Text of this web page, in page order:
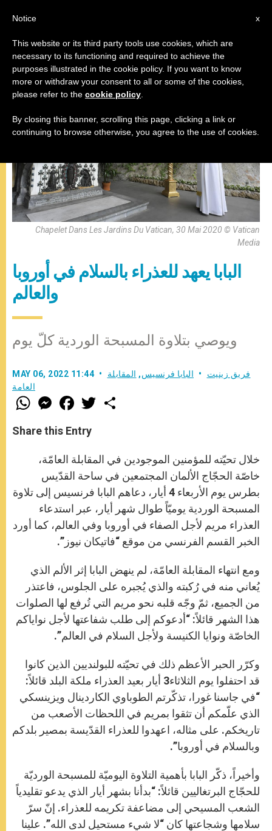
البابا فرنسيس,المقابلة العامة
Chapelet Dans Les Jardins Du Vatican, 30 Mai 2020 © Vatican
Media
البابا يعهد للعذراء بالسلام في أوروبا
والعالم
ويوصي بتلاوة المسبحة الوردية كلّ يوم
MAY 06, 2022 11:44 فريق زينيت البابا فرنسيس, المقابلة
العامة
W
h
t
s
M
e
s
e
g
e
r
F
a
e
b
o
k
w
r
Share this Entry
خلال تحيّته للمؤمنين الموجودين في المقابلة العامّة،
خاصّة الحجّاج الألمان المجتمعين في ساحة القدّيس
بطرس يوم الأربعاء 4 أيار، دعاهم البابا فرنسيس إلى تلاوة
المسبحة الوردية يوميّاً طوال شهر أيار، عبر استدعاء
العذراء مريم لأجل الصفاء في أوروبا وفي العالم، كما أورد
الخبر القسم الفرنسي من موقع “فاتيكان نيوز”.
ومع انتهاء المقابلة العامّة، لم ينهض البابا إثر الألم الذي
يُعاني منه في رُكبته والذي يُجبره على الجلوس، فاعتذر
من الجميع، ثمّ وجّه قلبه نحو مريم التي تُرفع لها الصلوات
هذا الشهر قائلاً: “أدعوكم إلى طلب شفاعتها لأجل نواياكم
الخاصّة ونوايا الكنيسة ولأجل السلام في العالم”.
وكرّر الحبر الأعظم ذلك في تحيّته للبولنديين الذين كانوا
قد احتفلوا يوم الثلاثاء3 أيار بعيد العذراء ملكة البلد قائلاً:
“في جاسنا غورا، تذكّرتم الطوباوي الكاردينال ويزينسكي
الذي علّمكم أن تثقوا بمريم في اللحظات الأصعب من
تاريخكم. على مثاله، اعهدوا للعذراء القدّيسة بمصير بلدكم
وبالسلام في أوروبا”.
وأخيراً، ذكّر البابا بأهمية التلاوة اليوميّة للمسبحة الورديّة
للحجّاج البرتغاليين قائلاً: “بدأنا بشهر أيار الذي يدعو تقليدياً
الشعب المسيحي إلى مضاعفة تكريمه للعذراء. إنّ سرّ
سلامها وشجاعتها كان “لا شيء مستحيل لدى الله”. علينا
x
Notice
This website or its third party tools use cookies, which are
necessary to its functioning and required to achieve the
purposes illustrated in the cookie policy. If you want to know
more or withdraw your consent to all or some of the cookies,
please refer to the cookie policy
By closing this banner, scrolling this page, clicking a link or
continuing to browse otherwise, you agree to the use of cookies.